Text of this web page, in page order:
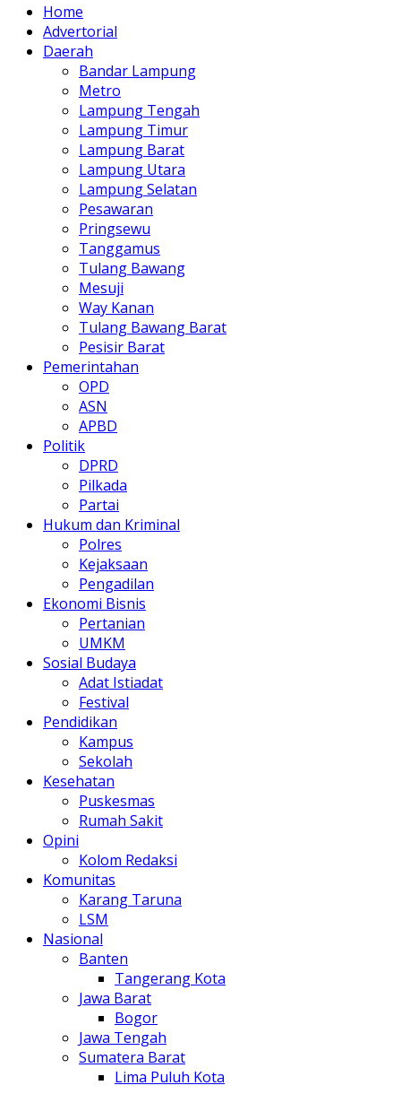
Home
Advertorial
Daerah
Bandar Lampung
Metro
Lampung Tengah
Lampung Timur
Lampung Barat
Lampung Utara
Lampung Selatan
Pesawaran
Pringsewu
Tanggamus
Tulang Bawang
Mesuji
Way Kanan
Tulang Bawang Barat
Pesisir Barat
Pemerintahan
OPD
ASN
APBD
Politik
DPRD
Pilkada
Partai
Hukum dan Kriminal
Polres
Kejaksaan
Pengadilan
Ekonomi Bisnis
Pertanian
UMKM
Sosial Budaya
Adat Istiadat
Festival
Pendidikan
Kampus
Sekolah
Kesehatan
Puskesmas
Rumah Sakit
Opini
Kolom Redaksi
Komunitas
Karang Taruna
LSM
Nasional
Banten
Tangerang Kota
Jawa Barat
Bogor
Jawa Tengah
Sumatera Barat
Lima Puluh Kota